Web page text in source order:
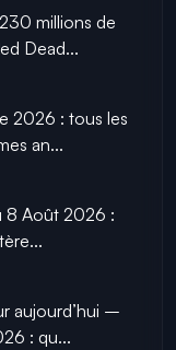
millions de
Dead...
2026 : tous les
an...
8 Août 2026 :
aujourd’hui –
: qu...